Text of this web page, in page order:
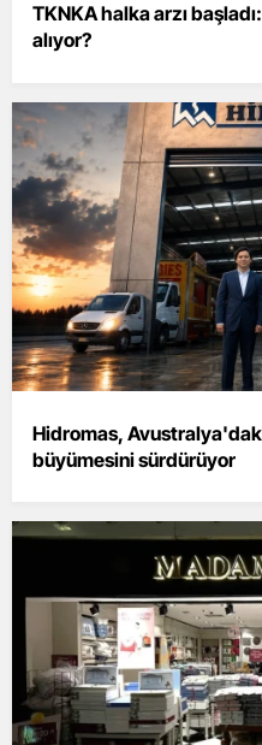
TKNKA halka arzı
alıyor?
Hidromas,
büyümesini sürdürüyor